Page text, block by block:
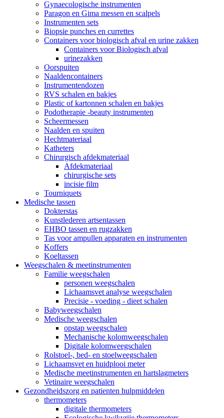
Gynaecologische instrumenten
Paragon en Gima messen en scalpels
Instrumenten sets
Biopsie punches en currettes
Containers voor biologisch afval en urine zakken
Containers voor Biologisch afval
urinezakken
Oorspuiten
Naaldencontainers
Instrumentendozen
RVS schalen en bakjes
Plastic of kartonnen schalen en bakjes
Podotherapie -beauty instrumenten
Scheermessen
Naalden en spuiten
Hechtmateriaal
Katheters
Chirurgisch afdekmateriaal
Afdekmateriaal
chirurgische sets
incisie film
Tourniquets
Medische tassen
Dokterstas
Kunstlederen artsentassen
EHBO tassen en rugzakken
Tas voor ampullen apparaten en instrumenten
Koffers
Koeltassen
Weegschalen & meetinstrumenten
Familie weegschalen
personen weegschalen
Lichaamsvet analyse weegschalen
Precisie - voeding - dieet schalen
Babyweegschalen
Medische weegschalen
opstap weegschalen
Mechanische kolomweegschalen
Digitale kolomweegschalen
Rolstoel-, bed- en stoelweegschalen
Lichaamsvet en huidplooi meter
Medische meetinstrumenten en hartslagmeters
Vetinaire weegschalen
Gezondheidszorg en patienten hulpmiddelen
thermometers
digitale thermometers